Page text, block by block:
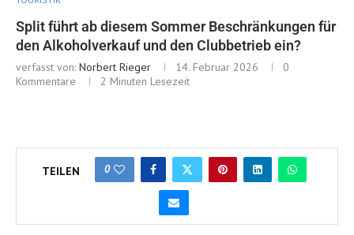
Split führt ab diesem Sommer Beschränkungen für
den Alkoholverkauf und den Clubbetrieb ein?
verfasst von: Norbert Rieger 14. Februar 2026
0
Kommentare
2 Minuten Lesezeit
TEILEN 0